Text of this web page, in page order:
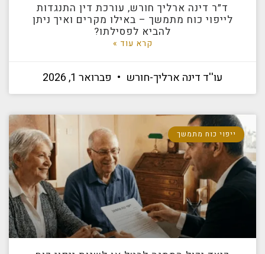
ד״ר דינה ארליך חורש, עורכת דין התנגדות
לייפוי כוח מתמשך – באילו מקרים ואיך ניתן
להביא לפסילתו?
קרא עוד »
עו''ד דינה ארליך-חורש פברואר 1, 2026
ייפוי כוח מתמשך